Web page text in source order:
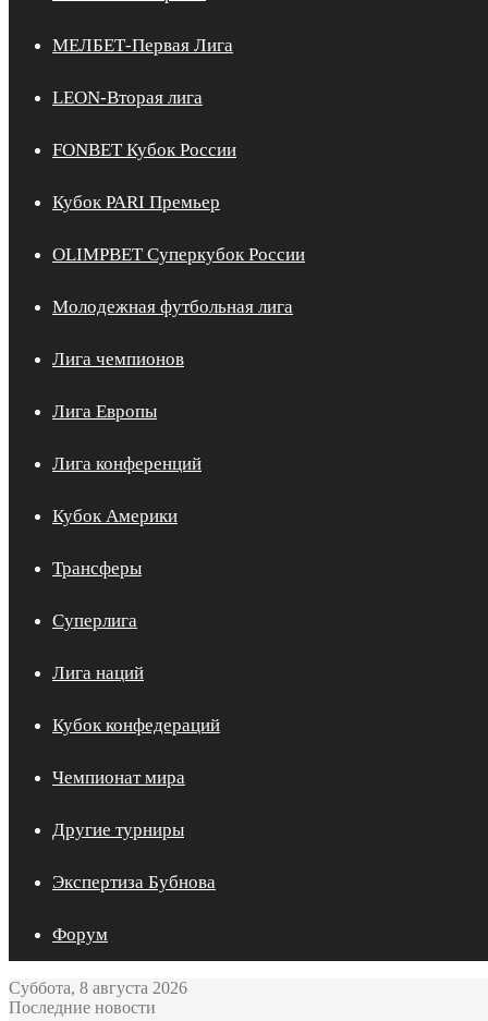
МЕЛБЕТ-Первая Лига
LEON-Вторая лига
FONBET Кубок России
Кубок PARI Премьер
OLIMPBET Суперкубок России
Молодежная футбольная лига
Лига чемпионов
Лига Европы
Лига конференций
Кубок Америки
Трансферы
Суперлига
Лига наций
Кубок конфедераций
Чемпионат мира
Другие турниры
Экспертиза Бубнова
Форум
Суббота, 8 августа 2026
Последние новости